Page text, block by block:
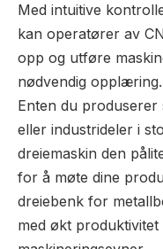
Med intuitive
kan operatører av
opp og utføre
nødvendig opplæring.
Enten du
eller industrideler i
dreiemaskin den
for å møte dine
dreiebenk for
med økt